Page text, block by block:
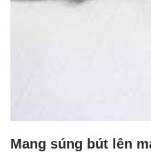
Mang súng bút lên